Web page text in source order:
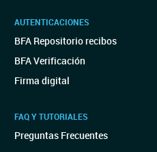
AUTENTICACIONES
BFA Repositorio recibos
BFA Verificación
Firma digital
FAQ Y TUTORIALES
Preguntas Frecuentes